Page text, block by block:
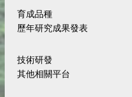
育成品種
歷年研究成果發表
技術研發
其他相關平台